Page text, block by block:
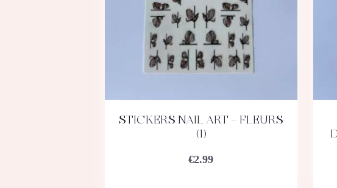
ACHETEZ DÉTAILS
STICKERS NAIL ART – FLEURS
(1)
€2.99